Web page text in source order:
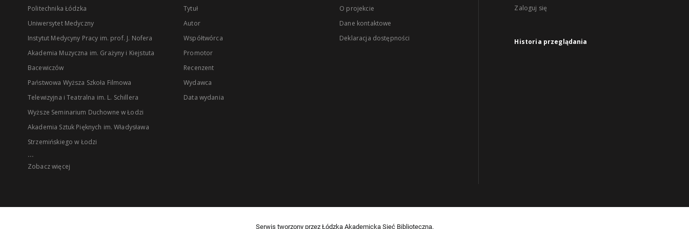
Politechnika Łódzka
Uniwersytet Medyczny
Instytut Medycyny Pracy im. prof. J. Nofera
Akademia Muzyczna im. Grażyny i Kiejstuta
Bacewiczów
Państwowa Wyższa Szkoła Filmowa
Telewizyjna i Teatralna im. L. Schillera
Wyższe Seminarium Duchowne w Łodzi
Akademia Sztuk Pięknych im. Władysława
Strzemińskiego w Łodzi
...
Zobacz więcej
Tytuł
Autor
Współtwórca
Promotor
Recenzent
Wydawca
Data wydania
O projekcie
Dane kontaktowe
Deklaracja dostępności
Zaloguj się
Historia przeglądania
Serwis tworzony przez Łódzką Akademicką Sieć Biblioteczną.